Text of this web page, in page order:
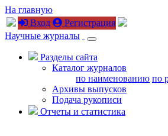
На главную
Вход
Регистрация
Научные журналы
Разделы сайта
Каталог журналов
по наименованию по
Архивы выпусков
Подача рукописи
Отчеты и статистика